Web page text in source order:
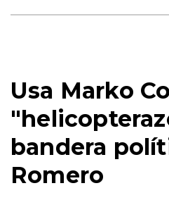
Usa Marko
bandera
Romero